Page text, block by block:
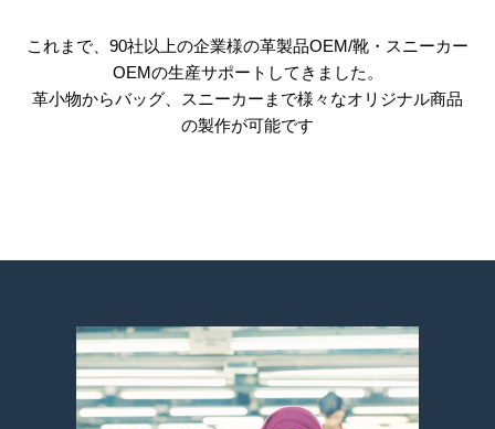
これまで、90社以上の企業様の革製品OEM/靴・スニーカー
OEMの生産サポートしてきました。
革小物からバッグ、スニーカーまで様々なオリジナル商品
の製作が可能です